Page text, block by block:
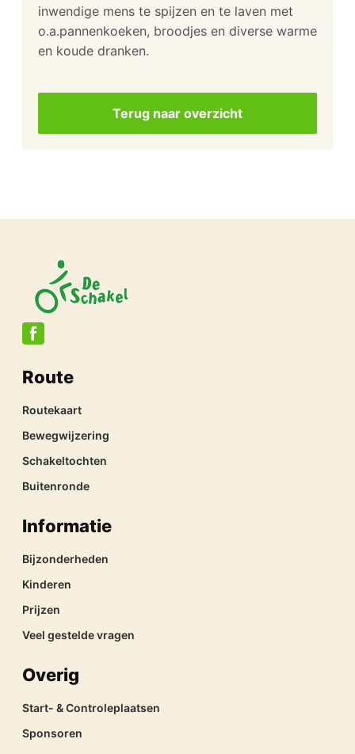
inwendige mens te spijzen en te laven met
o.a.pannenkoeken, broodjes en diverse warme
en koude dranken.
Terug naar overzicht
Route
Routekaart
Bewegwijzering
Schakeltochten
Buitenronde
Informatie
Bijzonderheden
Kinderen
Prijzen
Veel gestelde vragen
Overig
Start- & Controleplaatsen
Sponsoren